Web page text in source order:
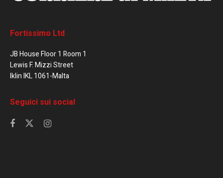
Fortissimo Ltd
JB House Floor 1 Room 1
Lewis F. Mizzi Street
Iklin IKL 1061-Malta
Seguici sui social